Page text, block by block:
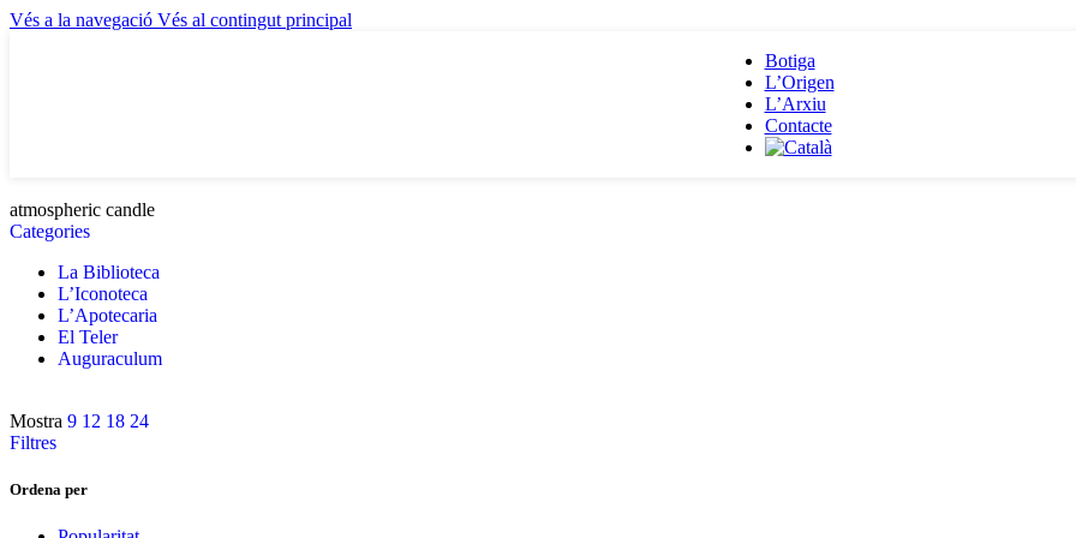
Vés a la navegació Vés al contingut principal
Botiga
L’Origen
L’Arxiu
Contacte
atmospheric candle
Categories
La Biblioteca
L’Iconoteca
L’Apotecaria
El Teler
Auguraculum
Mostra 9 12 18 24
Filtres
Ordena per